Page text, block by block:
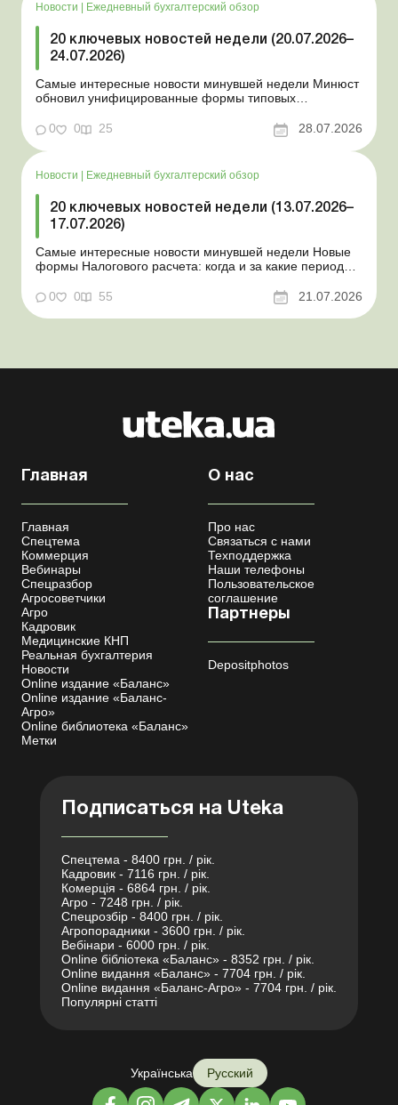
Новости Ежедневный бухгалтерский обзор
20 ключевых новостей недели (20.07.2026–
24.07.2026)
Самые интересные новости минувшей недели Минюст
обновил унифицированные формы типовых
новость о создании координационного центра по
статус «в розыске»: что нужно знать работодателям
Закон о ВПЛ: ка...
0 0 25 28.07.2026
Новости | Ежедневный бухгалтерский обзор
20 ключевых новостей недели (13.07.2026–
17.07.2026)
Самые интересные новости минувшей недели Новые
формы Налогового расчета: когда и за какие периоды
переоформления отсрочки от призыва во время
Координационный центр по организации
0 0 55 21.07.2026
Главная
Главная
Спецтема
Коммерция
Вебинары
Спецразбор
Агросоветчики
Агро
Кадровик
Медицинские КНП
Реальная бухгалтерия
Новости
Online издание «Баланс»
Online издание «Баланс-
Агро»
Online библиотека «Баланс»
Метки
О нас
Про нас
Связаться с нами
Техподдержка
Наши телефоны
Пользовательское
соглашение
Партнеры
Depositphotos
Подписаться на Uteka
Спецтема - 8400 грн. / рік.
Кадровик - 7116 грн. / рік.
Комерція - 6864 грн. / рік.
Агро - 7248 грн. / рік.
Спецрозбір - 8400 грн. / рік.
Агропорадники - 3600 грн. / рік.
Вебінари - 6000 грн. / рік.
Online бібліотека «Баланс» - 8352 грн. / рік.
Online видання «Баланс» - 7704 грн. / рік.
Online видання «Баланс-Агро» - 7704 грн. / рік.
Популярні статті
Українська Русский